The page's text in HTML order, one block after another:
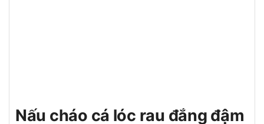
Nấu cháo cá lóc rau đắng đậm